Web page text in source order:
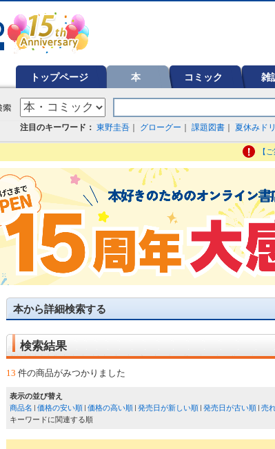
トップページ 本 コミック 雑
注目のキーワード： 東野圭吾 グローグー 課題図書 夏休みド
【
本から詳細検索する
検索結果
13 件の商品がみつかりました
表示の並び替え
商品名
価格の安い順 価格の高い順 発売日が新しい順 発売日が古い順 売
キーワードに関連する順